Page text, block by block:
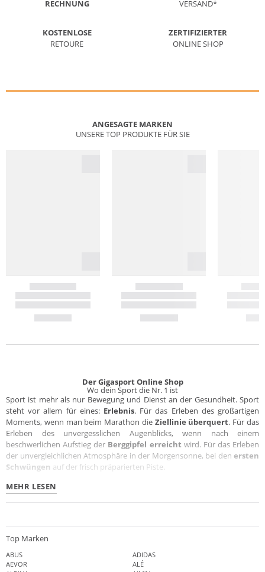
RECHNUNG
VERSAND*
KOSTENLOSE
RETOURE
ZERTIFIZIERTER
ONLINE SHOP
ANGESAGTE MARKEN
UNSERE TOP PRODUKTE FÜR SIE
Der Gigasport Online Shop
Wo dein Sport die Nr. 1 ist
Sport ist mehr als nur Bewegung und Dienst an der Gesundheit. Sport
steht vor allem für eines: Erlebnis. Für das Erleben des großartigen
Moments, wenn man beim Marathon die Ziellinie überquert. Für das
Erleben des unvergesslichen Augenblicks, wenn nach einem
beschwerlichen Aufstieg der Berggipfel erreicht wird. Für das Erleben
der unvergleichlichen Atmosphäre in der Morgensonne, bei den ersten
Schwüngen auf der frisch präparierten Piste.
MEHR LESEN
Top Marken
ABUS
ADIDAS
AEVOR
ALÉ